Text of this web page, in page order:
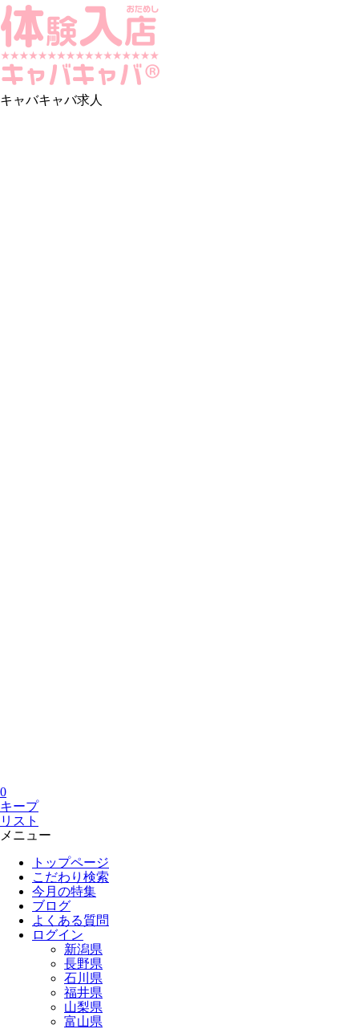
キャバキャバ求人
0
キープ
リスト
メニュー
トップページ
こだわり検索
今月の特集
ブログ
よくある質問
ログイン
新潟県
長野県
石川県
福井県
山梨県
富山県